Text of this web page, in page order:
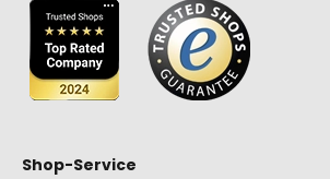
Shop-Service